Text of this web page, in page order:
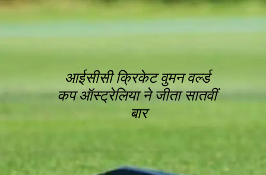
आईसीसी क्रिकेट वुमन वर्ल्ड
कप ऑस्ट्रेलिया ने जीता सातवीं
बार